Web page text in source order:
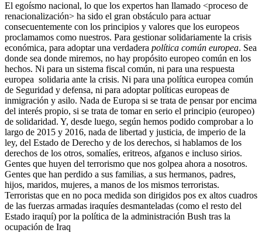
El egoísmo nacional, lo que los expertos han llamado <proceso de
renacionalización> ha sido el gran obstáculo para actuar
consecuentemente con los principios y valores que los europeos
proclamamos como nuestros. Para gestionar solidariamente la crisis
económica, para adoptar una verdadera política común europea. Sea
donde sea donde miremos, no hay propósito europeo común en los
hechos. Ni para un sistema fiscal común, ni para una respuesta
europea solidaria ante la crisis. Ni para una política europea común
de Seguridad y defensa, ni para adoptar políticas europeas de
inmigración y asilo. Nada de Europa si se trata de pensar por encima
del interés propio, si se trata de tomar en serio el principio (europeo)
de solidaridad. Y, desde luego, según hemos podido comprobar a lo
largo de 2015 y 2016, nada de libertad y justicia, de imperio de la
ley, del Estado de Derecho y de los derechos, si hablamos de los
derechos de los otros, somalíes, eritreos, afganos e incluso sirios.
Gentes que huyen del terrorismo que nos golpea ahora a nosotros.
Gentes que han perdido a sus familias, a sus hermanos, padres,
hijos, maridos, mujeres, a manos de los mismos terroristas.
Terroristas que en no poca medida son dirigidos pos ex altos cuadros
de las fuerzas armadas iraquíes desmanteladas (como el resto del
Estado iraquí) por la política de la administración Bush tras la
ocupación de Iraq